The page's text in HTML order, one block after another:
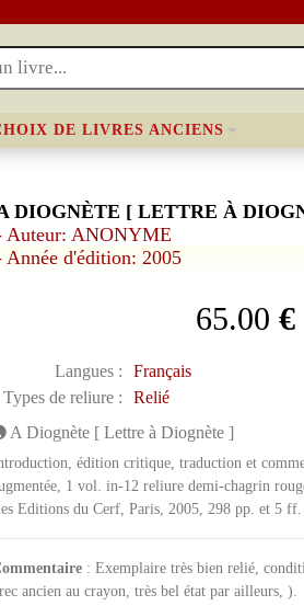
DE LIVRES ANCIENS
DIOGNÈTE [ LETTRE À
Auteur: ANONYME
Année d'édition: 2005
65.00 €
Langues :
Français
Types de reliure :
Relié
A Diognète [ Lettre à Diognète ]
édition critique, traduction et
1 vol. in-12 reliure demi-chagrin
Editions du Cerf, Paris, 2005, 298 pp. et 5
: Exemplaire très bien relié,
ancien au crayon, très bel état par ailleurs, ).